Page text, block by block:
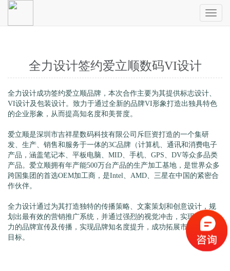
Toggle
全力设计签约爱立顺数码VI设计
全力设计成功签约爱立顺品牌，本次合作主要为其提供标志设计、
VI设计及包装设计。致力于通过全新的品牌VI形象打造出独具特色
的企业形象，从而提高知名度和美誉度。
爱立顺是深圳市吉祥星数码科技有限公司斥巨资打造的一个集研
发、生产、销售和服务于一体的3C品牌（计算机、通讯和消费电子
产品，涵盖笔记本、平板电脑、MID、手机、GPS、DV等众多品类
产品。爱立顺拥有年产能500万台产品的生产加工基地，是世界众多
跨国集团的首选OEM加工商，是Intel、AMD、三星在中国的紧密合
作伙伴。
全力设计通过为其打造独特的传播策略、文案策划和创意设计，规
划出最有效的营销推广系统，并通过强烈的视觉冲击，实现高效有
力的品牌宣传及传播，实现品牌知名度提升，成功拓展市场的终极
目标。